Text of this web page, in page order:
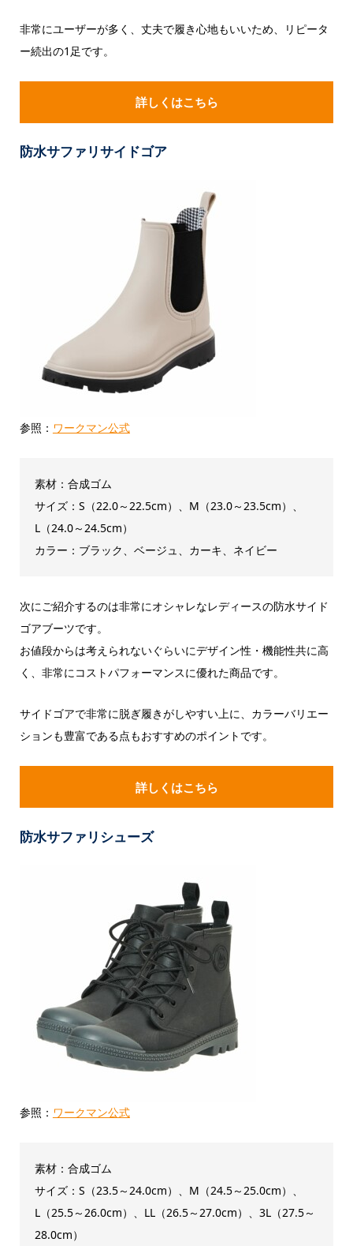
非常にユーザーが多く、丈夫で履き心地もいいため、リピータ
ー続出の1足です。
詳しくはこちら
防水サファリサイドゴア
参照： ワークマン公式
素材：合成ゴム
サイズ：S（22.0～22.5cm）、M（23.0～23.5cm）、
L（24.0～24.5cm）
カラー：ブラック、ベージュ、カーキ、ネイビー
次にご紹介するのは非常にオシャレなレディースの防水サイド
ゴアブーツです。
お値段からは考えられないぐらいにデザイン性・機能性共に高
く、非常にコストパフォーマンスに優れた商品です。
サイドゴアで非常に脱ぎ履きがしやすい上に、カラーバリエー
ションも豊富である点もおすすめのポイントです。
詳しくはこちら
防水サファリシューズ
参照： ワークマン公式
素材：合成ゴム
サイズ：S（23.5～24.0cm）、M（24.5～25.0cm）、
L（25.5～26.0cm）、LL（26.5～27.0cm）、3L（27.5～
28.0cm）